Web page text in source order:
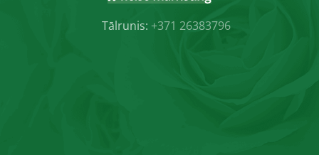
Tālrunis: +371 26383796